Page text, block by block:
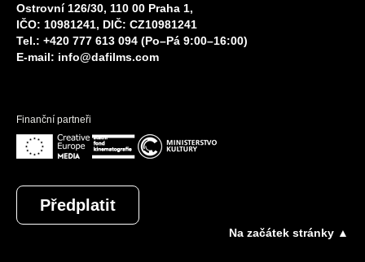
Ostrovní 126/30, 110 00 Praha 1,
IČO: 10981241, DIČ: CZ10981241
Tel.: +420 777 613 094 (Po–Pá 9:00–16:00)
E-mail: info@dafilms.com
Finanční partneři
Předplatit
Na začátek stránky ▲